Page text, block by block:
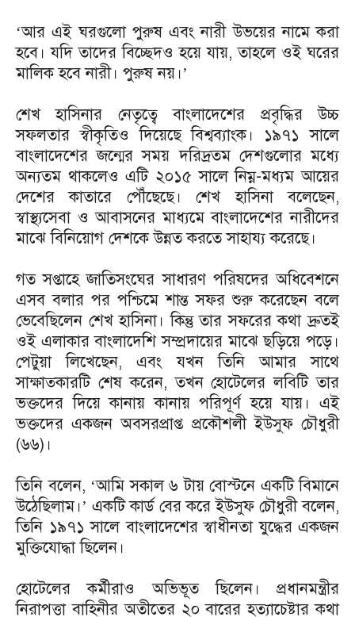
‘আর এই ঘরগুলো পুরুষ এবং নারী উভয়ের নামে করা
হবে। যদি তাদের বিচ্ছেদও হয়ে যায়, তাহলে ওই ঘরের
মালিক হবে নারী। পুরুষ নয়।’
শেখ হাসিনার নেতৃত্বে বাংলাদেশের প্রবৃদ্ধির উচ্চ
সফলতার স্বীকৃতিও দিয়েছে বিশ্বব্যাংক। ১৯৭১ সালে
বাংলাদেশের জন্মের সময় দরিদ্রতম দেশগুলোর মধ্যে
অন্যতম থাকলেও এটি ২০১৫ সালে নিম্ন-মধ্যম আয়ের
দেশের কাতারে পৌঁছেছে। শেখ হাসিনা বলেছেন,
স্বাস্থ্যসেবা ও আবাসনের মাধ্যমে বাংলাদেশের নারীদের
মাঝে বিনিয়োগ দেশকে উন্নত করতে সাহায্য করেছে।
গত সপ্তাহে জাতিসংঘের সাধারণ পরিষদের অধিবেশনে
এসব বলার পর পশ্চিমে শান্ত সফর শুরু করেছেন বলে
ভেবেছিলেন শেখ হাসিনা। কিন্তু তার সফরের কথা দ্রুতই
ওই এলাকার বাংলাদেশি সম্প্রদায়ের মাঝে ছড়িয়ে পড়ে।
পেটুয়া লিখেছেন, এবং যখন তিনি আমার সাথে
সাক্ষাত্কারটি শেষ করেন, তখন হোটেলের লবিটি তার
ভক্তদের দিয়ে কানায় কানায় পরিপূর্ণ হয়ে যায়। এই
ভক্তদের একজন অবসরপ্রাপ্ত প্রকৌশলী ইউসুফ চৌধুরী
(৬৬)।
তিনি বলেন, ‘আমি সকাল ৬ টায় বোস্টনে একটি বিমানে
উঠেছিলাম।’ একটি কার্ড বের করে ইউসুফ চৌধুরী বলেন,
তিনি ১৯৭১ সালে বাংলাদেশের স্বাধীনতা যুদ্ধের একজন
মুক্তিযোদ্ধা ছিলেন।
হোটেলের কর্মীরাও অভিভূত ছিলেন। প্রধানমন্ত্রীর
নিরাপত্তা বাহিনীর অতীতের ২০ বারের হত্যাচেষ্টার কথা